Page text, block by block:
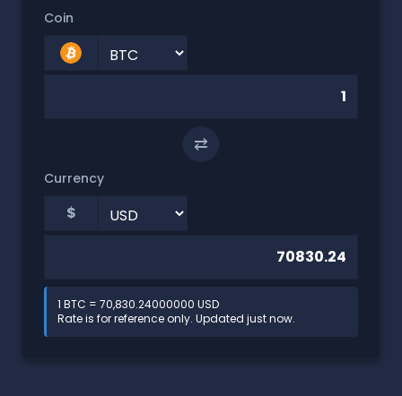
Coin
⇄
Currency
$
1 BTC = 70,830.24000000 USD
Rate is for reference only. Updated just now.